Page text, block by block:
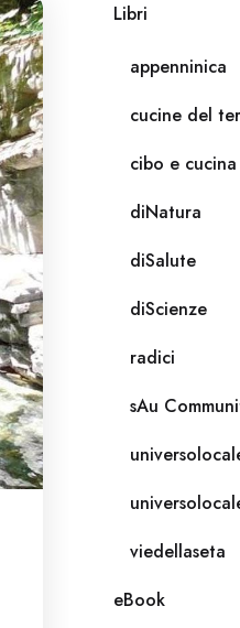
Libri
appenninica
cucine del
cibo e cucina
diNatura
diSalute
diScienze
radici
sAu
viedellaseta
eBook